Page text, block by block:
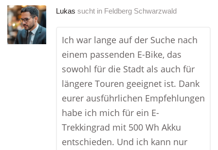
Lukas sucht in Feldberg Schwarzwald
Ich war lange auf der Suche nach
einem passenden E-Bike, das
sowohl für die Stadt als auch für
längere Touren geeignet ist. Dank
eurer ausführlichen Empfehlungen
habe ich mich für ein E-
Trekkingrad mit 500 Wh Akku
entschieden. Und ich kann nur